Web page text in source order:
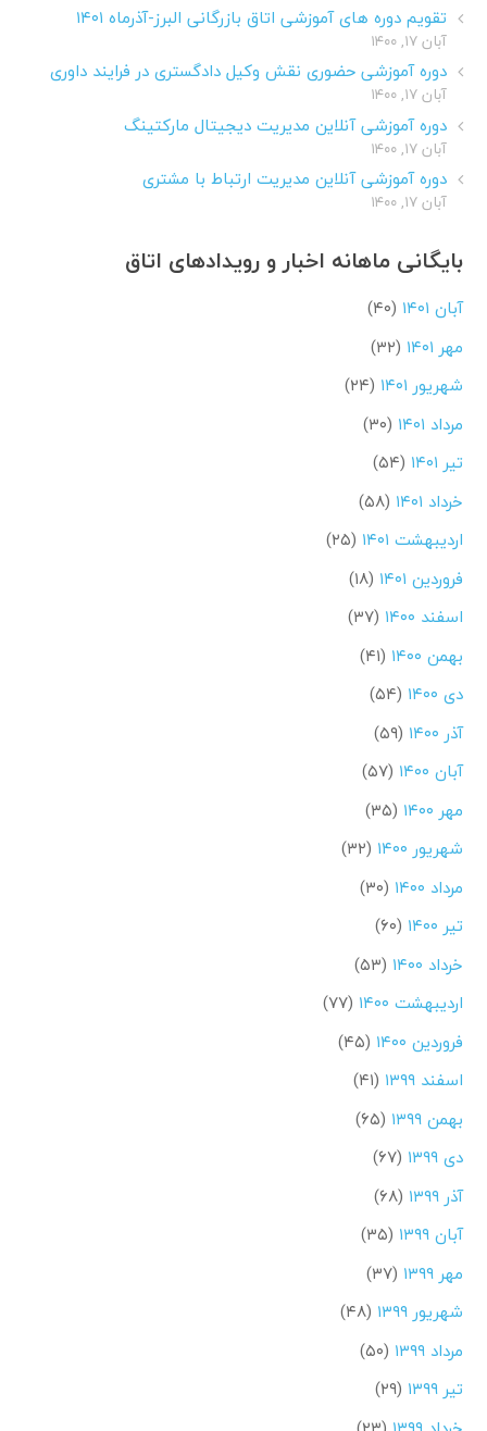
تقویم دوره های آموزشی اتاق بازرگانی البرز-آذرماه ۱۴۰۱
آبان ۱۷, ۱۴۰۰
دوره آموزشی حضوری نقش وکیل دادگستری در فرایند داوری
آبان ۱۷, ۱۴۰۰
دوره آموزشی آنلاین مدیریت دیجیتال مارکتینگ
آبان ۱۷, ۱۴۰۰
دوره آموزشی آنلاین مدیریت ارتباط با مشتری
آبان ۱۷, ۱۴۰۰
بایگانی ماهانه اخبار و رویدادهای اتاق
آبان ۱۴۰۱
(۴۰)
مهر ۱۴۰۱
(۳۲)
شهریور ۱۴۰۱
(۲۴)
مرداد ۱۴۰۱
(۳۰)
تیر ۱۴۰۱
(۵۴)
خرداد ۱۴۰۱
(۵۸)
اردیبهشت ۱۴۰۱
(۲۵)
فروردین ۱۴۰۱
(۱۸)
اسفند ۱۴۰۰
(۳۷)
بهمن ۱۴۰۰
(۴۱)
دی ۱۴۰۰
(۵۴)
آذر ۱۴۰۰
(۵۹)
آبان ۱۴۰۰
(۵۷)
مهر ۱۴۰۰
(۳۵)
شهریور ۱۴۰۰
(۳۲)
مرداد ۱۴۰۰
(۳۰)
تیر ۱۴۰۰
(۶۰)
خرداد ۱۴۰۰
(۵۳)
اردیبهشت ۱۴۰۰
(۷۷)
فروردین ۱۴۰۰
(۴۵)
اسفند ۱۳۹۹
(۴۱)
بهمن ۱۳۹۹
(۶۵)
دی ۱۳۹۹
(۶۷)
آذر ۱۳۹۹
(۶۸)
آبان ۱۳۹۹
(۳۵)
مهر ۱۳۹۹
(۳۷)
شهریور ۱۳۹۹
(۴۸)
مرداد ۱۳۹۹
(۵۰)
تیر ۱۳۹۹
(۲۹)